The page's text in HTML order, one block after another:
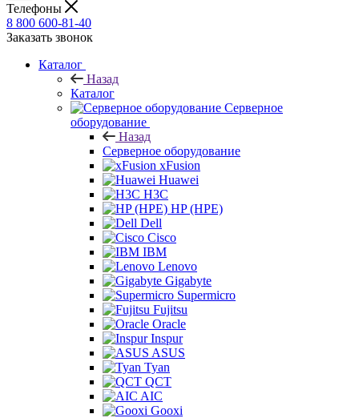
Телефоны
8 800 600-81-40
Заказать звонок
Каталог
Назад
Каталог
Серверное
оборудование
Назад
Серверное оборудование
xFusion
Huawei
H3C
HP (HPE)
Dell
Cisco
IBM
Lenovo
Gigabyte
Supermicro
Fujitsu
Oracle
Inspur
ASUS
Tyan
QCT
AIC
Gooxi